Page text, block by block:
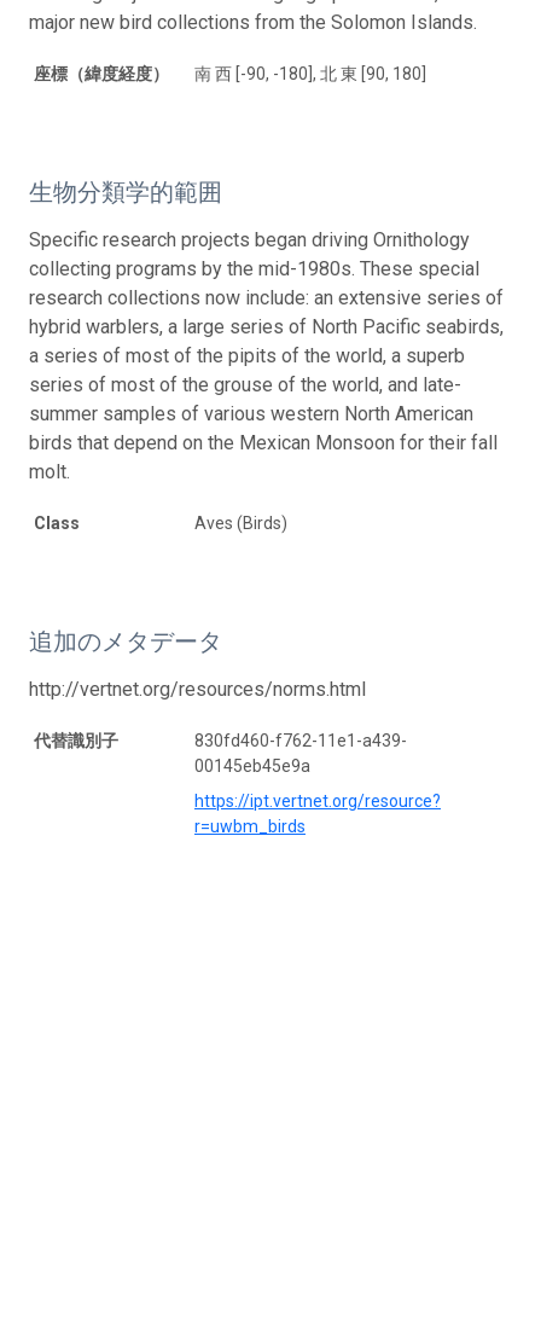
major new bird collections from the Solomon Islands.
座標（緯度経度） 南 西 [-90, -180], 北 東 [90, 180]
生物分類学的範囲
Specific research projects began driving Ornithology
collecting programs by the mid-1980s. These special
research collections now include: an extensive series of
hybrid warblers, a large series of North Pacific seabirds,
a series of most of the pipits of the world, a superb
series of most of the grouse of the world, and late-
summer samples of various western North American
birds that depend on the Mexican Monsoon for their fall
molt.
Class Aves (Birds)
追加のメタデータ
http://vertnet.org/resources/norms.html
代替識別子
830fd460-f762-11e1-a439-
00145eb45e9a
https://ipt.vertnet.org/resource?
r=uwbm_birds